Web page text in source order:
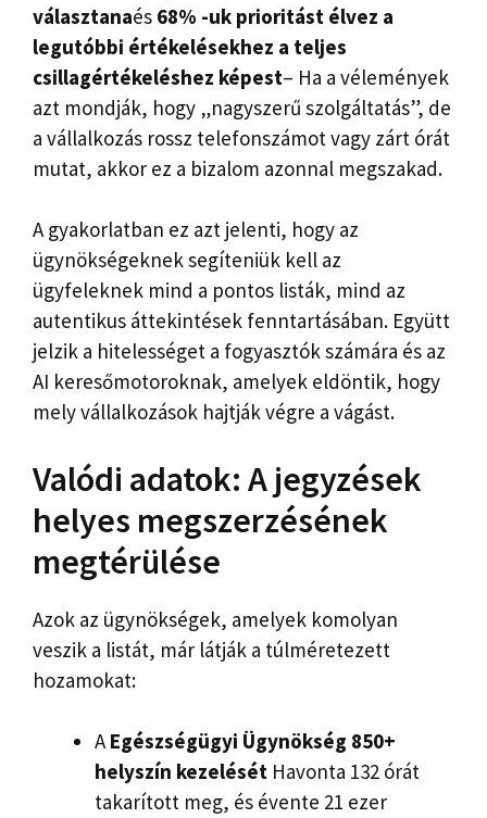
választanaés 68% -uk prioritást élvez a
legutóbbi értékelésekhez a teljes
csillagértékeléshez képest– Ha a vélemények
azt mondják, hogy „nagyszerű szolgáltatás”, de
a vállalkozás rossz telefonszámot vagy zárt órát
mutat, akkor ez a bizalom azonnal megszakad.
A gyakorlatban ez azt jelenti, hogy az
ügynökségeknek segíteniük kell az
ügyfeleknek mind a pontos listák, mind az
autentikus áttekintések fenntartásában. Együtt
jelzik a hitelességet a fogyasztók számára és az
AI keresőmotoroknak, amelyek eldöntik, hogy
mely vállalkozások hajtják végre a vágást.
Valódi adatok: A jegyzések
helyes megszerzésének
megtérülése
Azok az ügynökségek, amelyek komolyan
veszik a listát, már látják a túlméretezett
hozamokat:
AEgészségügyi Ügynökség 850+
helyszín kezelését Havonta 132 órát
takarított meg, és évente 21 ezer